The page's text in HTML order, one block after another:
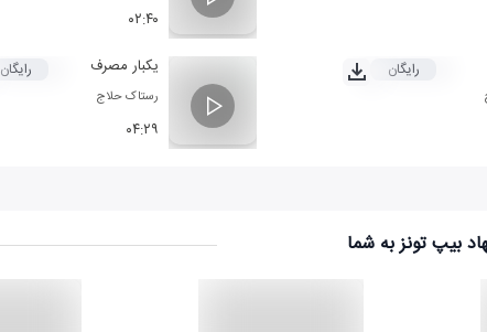
۰۲:۴۰
رایگان یکبار مصرف
رستاک حلاج
۰۴:۲۹
رایگان
بیپ تونز به شما